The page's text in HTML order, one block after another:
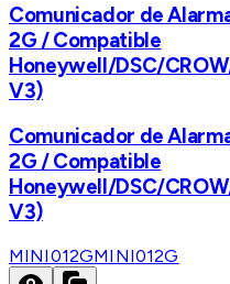
Comunicador de
2G / Compatible
Honeywell/DSC/
V3)
Comunicador de
2G / Compatible
Honeywell/DSC/
V3)
MINI012GMINI012G